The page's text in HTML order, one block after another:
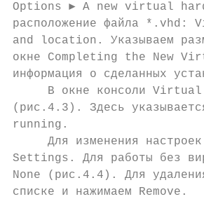
Options ► A new virtual
расположение файла *.vhd:
and location. Указываем
окне Completing the New
информация о сделанных
В окне консоли
(рис.4.3). Здесь
running.
Для изменения
Settings. Для работы без
None (рис.4.4). Для
списке и нажимаем Remove.